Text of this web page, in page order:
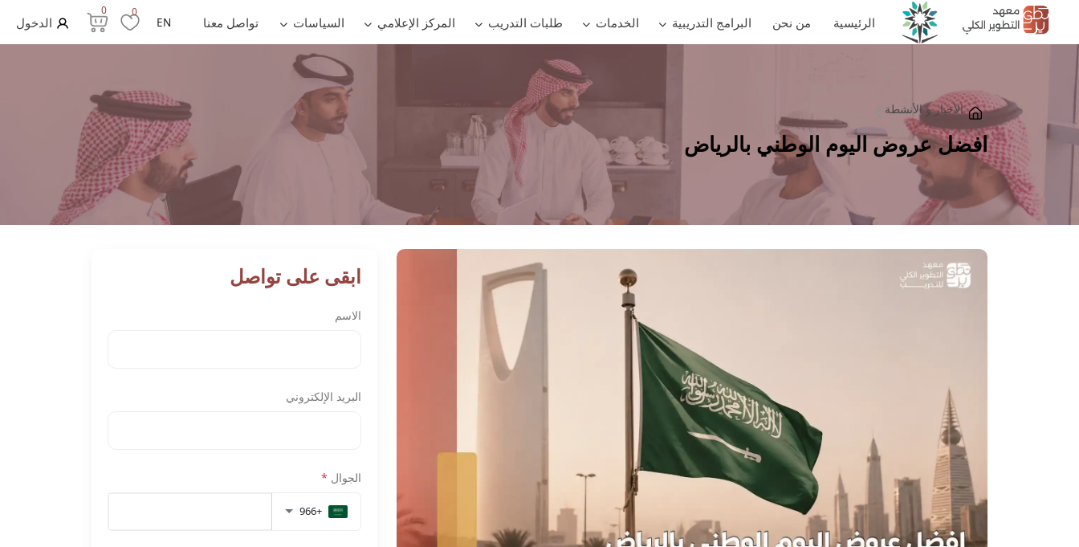
الرئيسية من نحن البرامج التدريبية الخدمات طلبات التدريب المركز الإعلامي السياسات تواصل معنا EN
0
0
الدخول
الأخبار و الأنشطة
افضل عروض اليوم الوطني بالرياض
ابقى على تواصل
الاسم
البريد الإلكتروني
الجوال *
+966